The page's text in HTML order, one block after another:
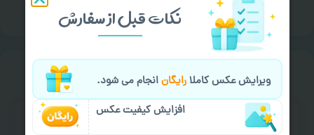
خیالت راحت ازسفارش گیری
نکات قبل از سفارش
ویرایش عکس کاملارایگانانجام می شود.
افزایش کیفیت عکس